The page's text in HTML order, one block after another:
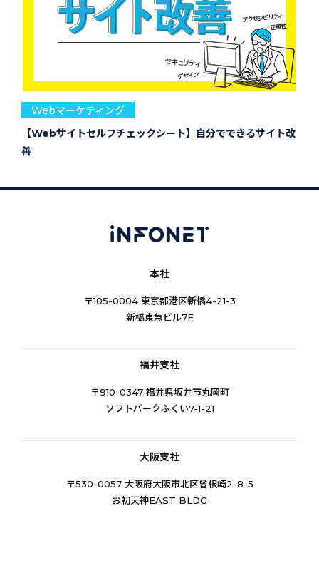
Webマーケティング
【Webサイトセルフチェックシート】自分でできるサイト改
善
本社
〒105-0004 東京都港区新橋4-21-3
新橋東急ビル7F
福井支社
〒910-0347 福井県坂井市丸岡町
ソフトパークふくい7-1-21
大阪支社
〒530-0057 大阪府大阪市北区曾根崎2-8-5
お初天神EAST BLDG